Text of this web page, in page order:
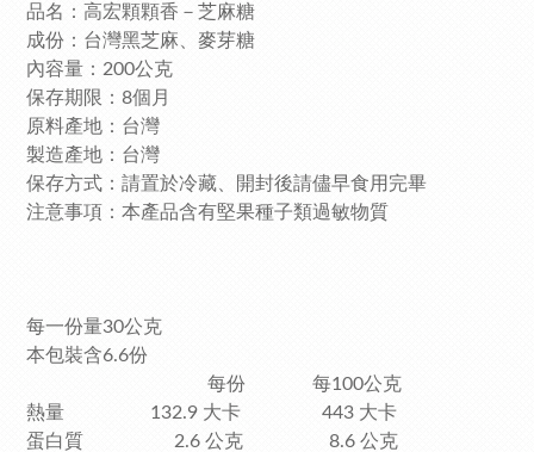
品名：高宏顆顆香－芝麻糖
成份：台灣黑芝麻、麥芽糖
內容量：200公克
保存期限：8個月
原料產地：台灣
製造產地：台灣
保存方式：請置於冷藏、開封後請儘早食用完畢
注意事項：本產品含有堅果種子類過敏物質
每一份量30公克
本包裝含6.6份
每份 每100公克
熱量 132.9 大卡 443 大卡
蛋白質 2.6 公克 8.6 公克